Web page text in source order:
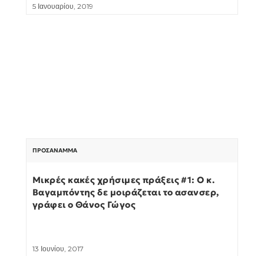
5 Ιανουαρίου, 2019
ΠΡΟΣΆΝΑΜΜΑ
Μικρές κακές χρήσιμες πράξεις #1: Ο κ.
Βαγαμπόντης δε μοιράζεται το ασανσερ,
γράφει ο Θάνος Γώγος
13 Ιουνίου, 2017